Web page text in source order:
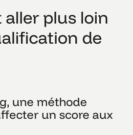
plus loin
de
une méthode
un score aux